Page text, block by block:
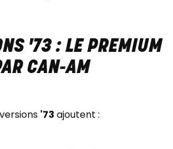
'73 : LE PREMIUM
CAN-AM
'73 ajoutent :